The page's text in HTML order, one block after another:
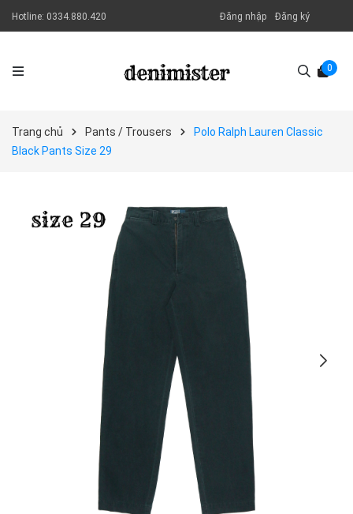
Hotline: 0334.880.420 Đăng nhập Đăng ký
0
Trang chủ Pants / Trousers
Polo Ralph Lauren Classic
Black Pants Size 29